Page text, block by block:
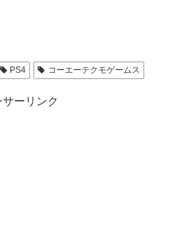
PS4 コーエーテクモゲームス
サーリンク